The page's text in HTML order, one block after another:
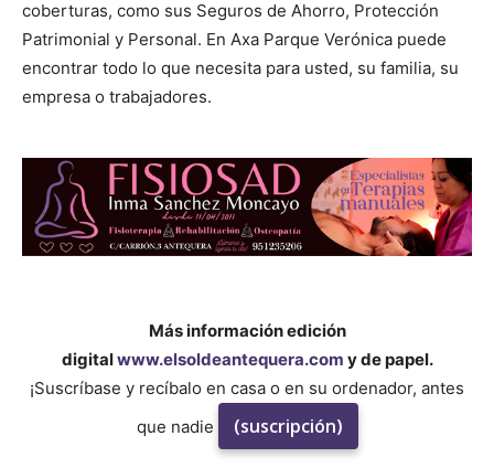
coberturas, como sus Seguros de Ahorro, Protección
Patrimonial y Personal. En Axa Parque Verónica puede
encontrar todo lo que necesita para usted, su familia, su
empresa o trabajadores.
Más información edición
digitalwww.elsoldeantequera.com y de papel.
¡Suscríbase y recíbalo en casa o en su ordenador, antes
que nadie
(suscripción)